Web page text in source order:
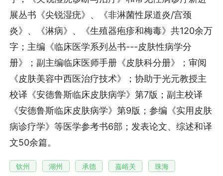
展丛书《尖锐湿疣》、《非淋菌性尿道炎/宫颈
炎》、《淋病》、《生殖器疱疹和梅毒》共120余万
字；主编《临床医学系列丛书---皮肤性病学分
册》；副主编临床医师手册《皮肤科分册》；审阅
《皮肤美容中西医治疗技术》；协助于光元教授主
校译《安德鲁斯临床皮肤病学》第7版；副主校译
《安德鲁斯临床皮肤病学》第9版；参编《实用皮肤
病诊疗学》等医学参考书6部；发表论文、综述和译
文50余篇。
钦州 湖州 承德 嘉峪关 珠海